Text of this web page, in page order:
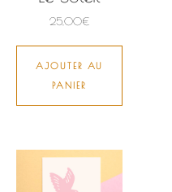
25,00€
AJOUTER AU
PANIER